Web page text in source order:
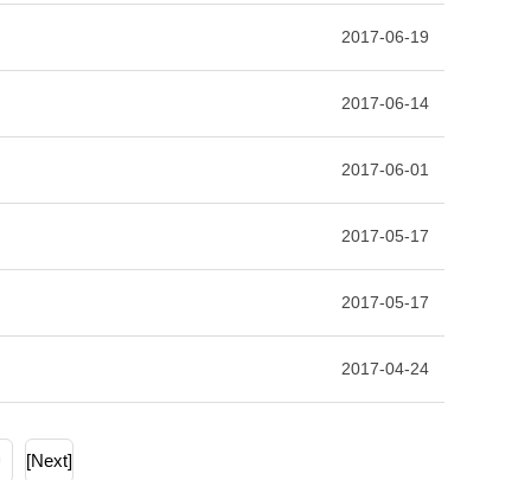
2017-06-19
2017-06-14
2017-06-01
2017-05-17
2017-05-17
2017-04-24
[Next]